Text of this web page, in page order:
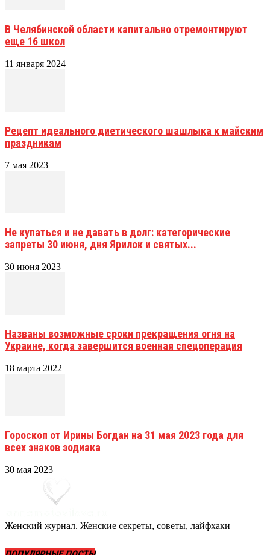
В Челябинской области капитально отремонтируют
еще 16 школ
11 января 2024
Рецепт идеального диетического шашлыка к майским
праздникам
7 мая 2023
Не купаться и не давать в долг: категорические
запреты 30 июня, дня Ярилок и святых...
30 июня 2023
Названы возможные сроки прекращения огня на
Украине, когда завершится военная спецоперация
18 марта 2022
Гороскоп от Ирины Богдан на 31 мая 2023 года для
всех знаков зодиака
30 мая 2023
Женский журнал. Женские секреты, советы, лайфхаки